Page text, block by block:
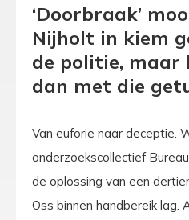
‘Doorbraak’
Nijholt in kiem
de politie, maar
dan met die
Van euforie naar deceptie.
onderzoekscollectief
de oplossing van een
Oss binnen handbereik lag.